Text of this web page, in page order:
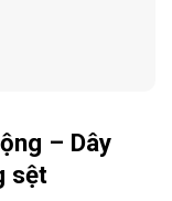
– Dây
sệt